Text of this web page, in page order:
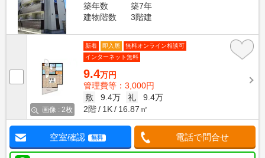
築年数
築7年
建物階数
3階建
画像 : 2枚
新着 即入居
無料オンライン相談可
インターネット無料
9.4万円
管理費等：3,000円
敷
9.4万 礼
9.4万
2階
1K 16.87㎡
空室確認 無料 電話で問合せ